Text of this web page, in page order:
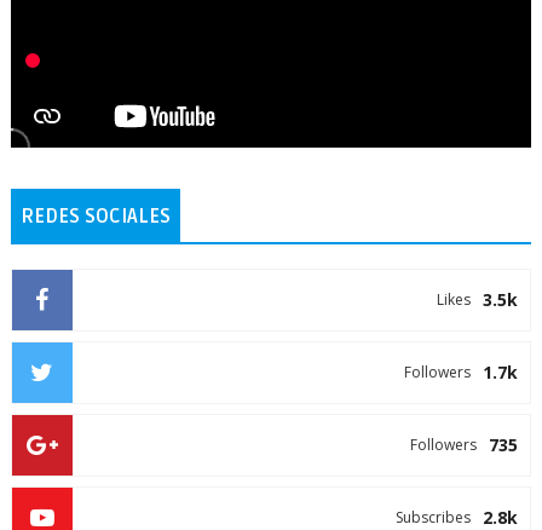
REDES SOCIALES
3.5k
Likes
1.7k
Followers
735
Followers
2.8k
Subscribes